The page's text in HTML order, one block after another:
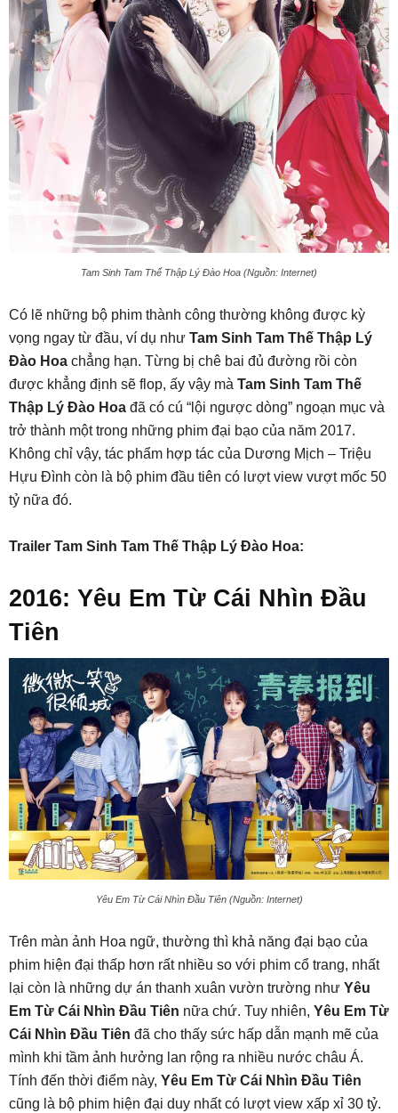
Tam Sinh Tam Thế Thập Lý Đào Hoa (Nguồn: Internet)
Có lẽ những bộ phim thành công thường không được kỳ
vọng ngay từ đầu, ví dụ như Tam Sinh Tam Thế Thập Lý
Đào Hoa chẳng hạn. Từng bị chê bai đủ đường rồi còn
được khẳng định sẽ flop, ấy vậy mà Tam Sinh Tam Thế
Thập Lý Đào Hoa đã có cú “lội ngược dòng” ngoạn mục và
trở thành một trong những phim đại bạo của năm 2017.
Không chỉ vậy, tác phẩm hợp tác của Dương Mịch – Triệu
Hựu Đình còn là bộ phim đầu tiên có lượt view vượt mốc 50
tỷ nữa đó.
Trailer Tam Sinh Tam Thế Thập Lý Đào Hoa:
2016: Yêu Em Từ Cái Nhìn Đầu
Tiên
Yêu Em Từ Cái Nhìn Đầu Tiên (Nguồn: Internet)
Trên màn ảnh Hoa ngữ, thường thì khả năng đại bạo của
phim hiện đại thấp hơn rất nhiều so với phim cổ trang, nhất
lại còn là những dự án thanh xuân vườn trường như Yêu
Em Từ Cái Nhìn Đầu Tiên nữa chứ. Tuy nhiên, Yêu Em Từ
Cái Nhìn Đầu Tiên đã cho thấy sức hấp dẫn mạnh mẽ của
mình khi tầm ảnh hưởng lan rộng ra nhiều nước châu Á.
Tính đến thời điểm này, Yêu Em Từ Cái Nhìn Đầu Tiên
cũng là bộ phim hiện đại duy nhất có lượt view xấp xỉ 30 tỷ.